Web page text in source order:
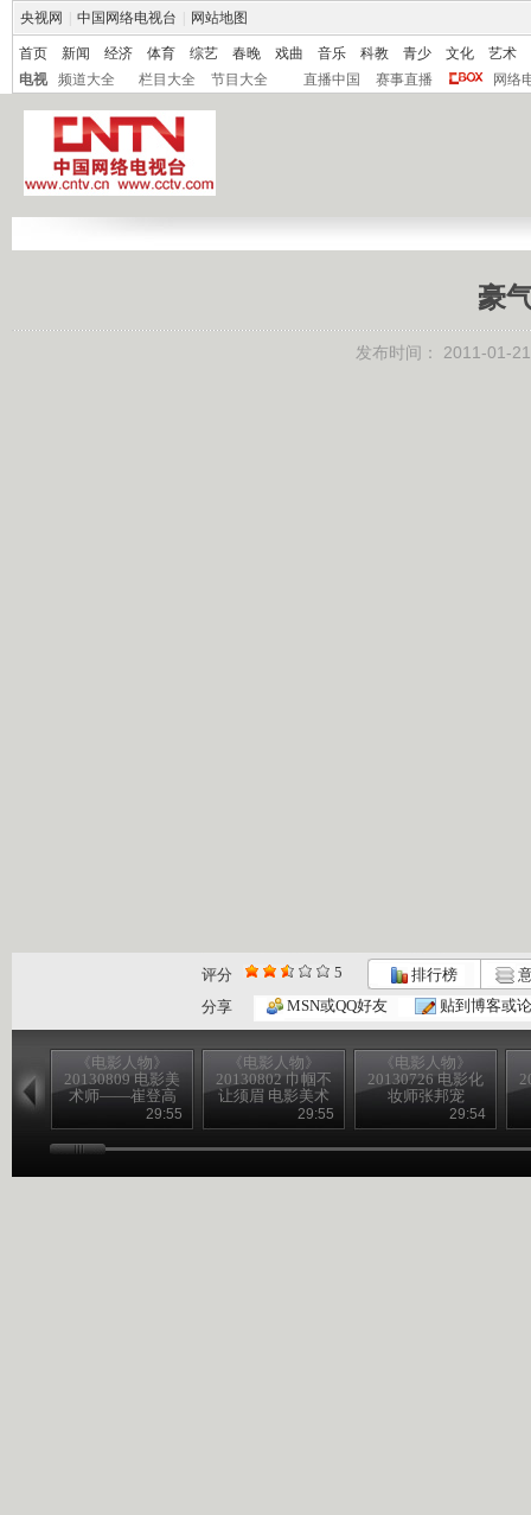
央视网 中国网络电视台 网站地图
首页 新闻 经济 体育 综艺 春晚 戏曲 音乐 科教 青少 文化
艺术
电视
频道大全 栏目大全 节目大全 直播中国 赛事直播 网络
豪
发布时间： 2011-01-
评分 5 排行榜
分享
MSN或QQ好友 贴到博客或
《电影人物》
20130809 电影美
术师——崔登高
29:55
《电影人物》
20130802 巾帼不
让须眉 电影美术
师——费兰馨
29:55
《电影人物》
20130726 电影化
妆师张邦宠
29:54